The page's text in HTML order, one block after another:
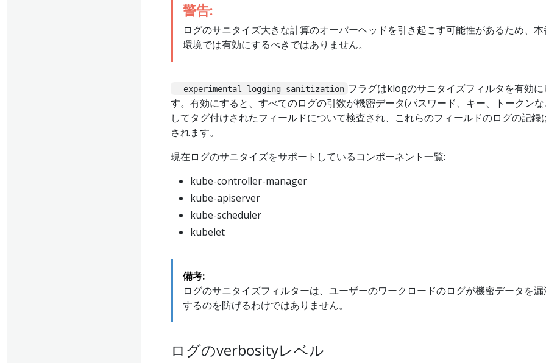
警告:
ログのサニタイズ大きな計算のオーバーヘッドを引き起こす可能性があるため、本
環境では有効にするべきではありません。
--experimental-logging-sanitization フラグはklogのサニタイズフィルタを有効に
す。有効にすると、すべてのログの引数が機密データ(パスワード、キー、トークン
してタグ付けされたフィールドについて検査され、これらのフィールドのログの記録
されます。
現在ログのサニタイズをサポートしているコンポーネント一覧:
kube-controller-manager
kube-apiserver
kube-scheduler
kubelet
備考:
ログのサニタイズフィルターは、ユーザーのワークロードのログが機密データを漏
するのを防げるわけではありません。
ログのverbosityレベル